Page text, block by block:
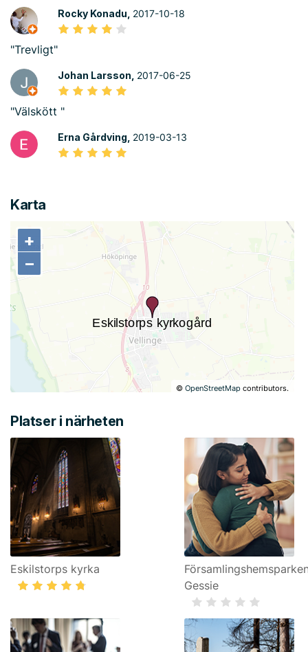
Rocky Konadu, 2017-10-18
"Trevligt"
Johan Larsson, 2017-06-25
"Välskött "
Erna Gårdving, 2019-03-13
Karta
+
−
©OpenStreetMap contributors.
+
−
Platser i närheten
Eskilstorps kyrka
Gessie